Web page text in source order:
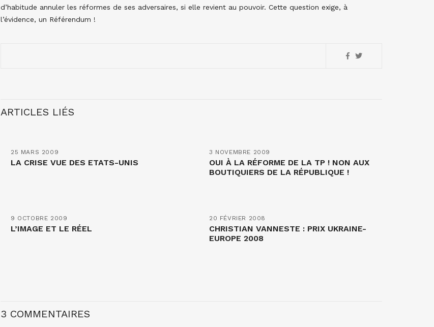
d’habitude annuler les réformes de ses adversaires, si elle revient au pouvoir. Cette question exige, à
l’évidence, un Référendum !
ARTICLES LIÉS
25 MARS 2009
LA CRISE VUE DES ETATS-UNIS
3 NOVEMBRE 2009
OUI À LA RÉFORME DE LA TP ! NON AUX
BOUTIQUIERS DE LA RÉPUBLIQUE !
9 OCTOBRE 2009
L’IMAGE ET LE RÉEL
20 FÉVRIER 2008
CHRISTIAN VANNESTE : PRIX UKRAINE-
EUROPE 2008
3 COMMENTAIRES